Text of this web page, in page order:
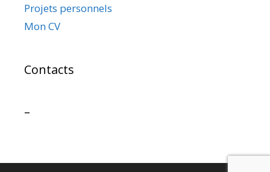
Projets personnels
Mon CV
Contacts
–